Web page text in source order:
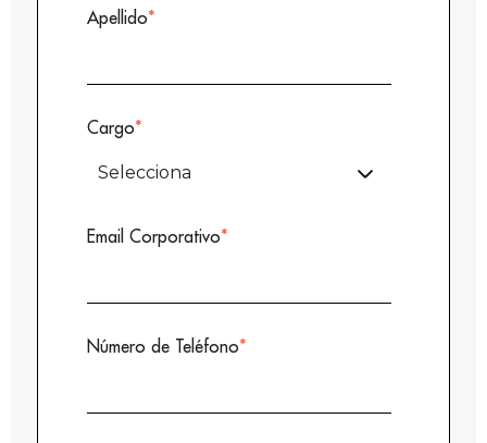
Apellido*
Cargo*
Email Corporativo*
Número de Teléfono*